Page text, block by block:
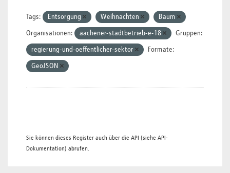
Tags: Entsorgung Weihnachten Baum
Organisationen: aachener-stadtbetrieb-e-18 Gruppen:
regierung-und-oeffentlicher-sektor Formate:
GeoJSON
Sie können dieses Register auch über die API (siehe API-
Dokumentation) abrufen.